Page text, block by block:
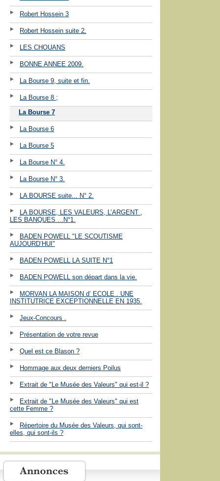
Robert Hossein 3
Robert Hossein suite 2.
LES CHOUANS
BONNE ANNEE 2009.
La Bourse 9, suite et fin.
La Bourse 8 ;
La Bourse 7
La Bourse 6
La Bourse 5
La Bourse N° 4.
La Bourse N° 3.
LA BOURSE suite... N° 2.
LA BOURSE, LES VALEURS, L’ARGENT ,
LES BANQUES ...N°1.
BADEN POWELL "LE SCOUTISME
AUJOURD’HUI"
BADEN POWELL LA SUITE N°1
BADEN POWELL son départ dans la vie.
MORVAN LA MAISON d’ ECOLE . UNE
INSTITUTRICE EXCEPTIONNELLE EN 1935.
Jeux-Concours .
Présentation de votre revue
Quel est ce Blason ?
Hommage aux deux derniers Poilus
Extrait de "Le Musée des Valeurs" qui est-il ?
Extrait de "Le Musée des Valeurs" qui est
cette Femme ?
Répertoire du Musée des Valeurs, qui sont-
elles, qui sont-ils ?